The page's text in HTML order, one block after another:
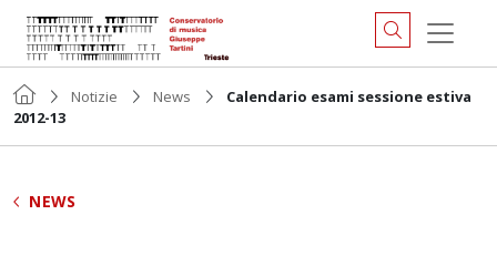
Notizie News
Calendario esami sessione estiva
2012-13
NEWS